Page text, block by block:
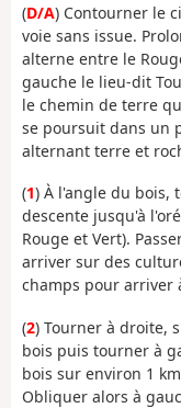
(D/A) Contourner le
voie sans issue.
alterne entre le
gauche le lieu-dit
le chemin de terre
se poursuit dans un
alternant terre et
(1) À l'angle du bois,
descente jusqu'à
Rouge et Vert).
arriver sur des
champs pour arriver
(2) Tourner à droite,
bois puis tourner à
bois sur environ 1
Obliquer alors à